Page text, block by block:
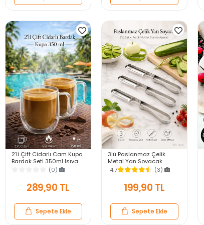
2'li Çift Cidarlı Cam Kupa
Bardak Seti 350ml Isıya
Dayanıklı Espresso
Sunum Kulplu Kahve
(0)
289,90 TL
Sepete Ekle
3lü Paslanmaz Çelik
Metal Yan Soyacak
Patates Sebze Salatalık
Havuç Soyacağı Mutfak
4.7 (3)
199,90 TL
Sepete Ekle